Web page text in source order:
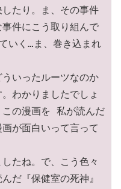
たり。ま、その事件
件にこう取り組んで
いく…ま、巻き込まれ
いったルーツなのか
わかりましたでしょ
この漫画を 私が読んだ
が面白いって言って
たね。で、こう色々
だ『保健室の死神』